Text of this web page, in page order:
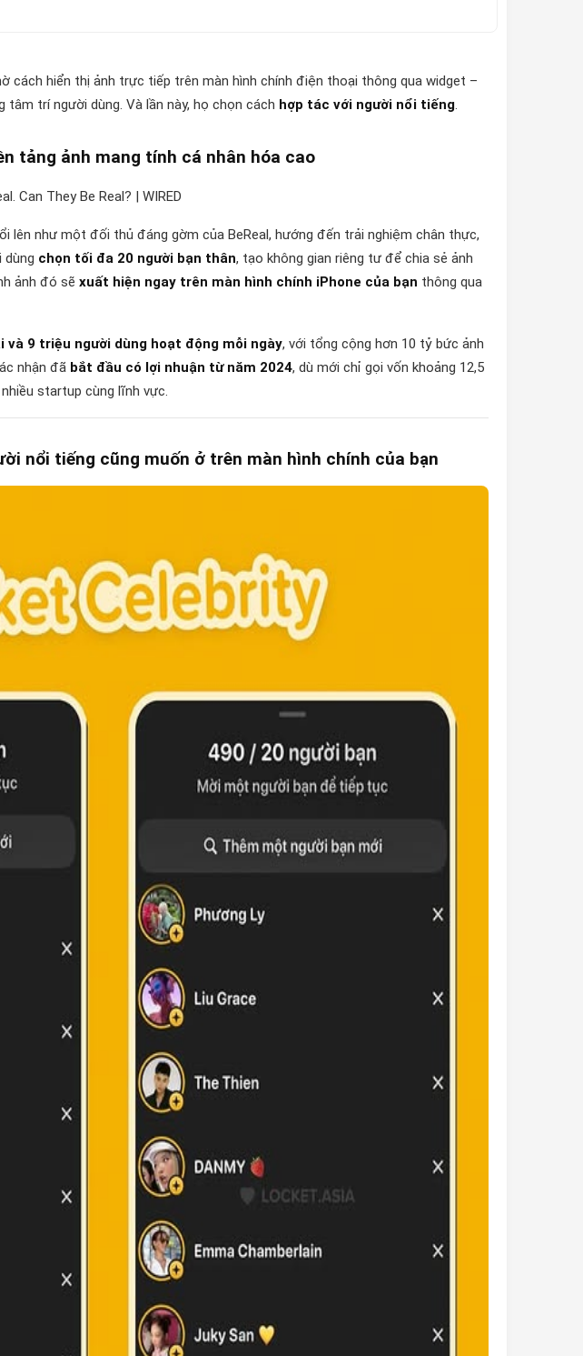
cách hiển thị ảnh trực tiếp trên màn hình chính điện thoại thông qua widget –
trí người dùng. Và lần này, họ chọn cách hợp tác với người nổi tiếng
tảng ảnh mang tính cá nhân hóa cao
lên như một đối thủ đáng gờm của BeReal, hướng đến trải nghiệm chân thực,
dùng chọn tối đa 20 người bạn thân, tạo không gian riêng tư để chia sẻ ảnh
ảnh đó sẽ xuất hiện ngay trên màn hình chính iPhone của bạn thông qua
9 triệu người dùng hoạt động mỗi ngày, với tổng cộng hơn 10 tỷ bức ảnh
nhận đã bắt đầu có lợi nhuận từ năm 2024, dù mới chỉ gọi vốn khoảng 12,5
startup cùng lĩnh vực.
nổi tiếng cũng muốn ở trên màn hình chính của bạn